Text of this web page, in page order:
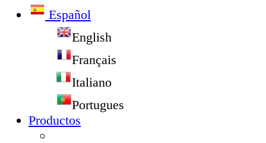
Español
English
Français
Italiano
Portugues
Productos